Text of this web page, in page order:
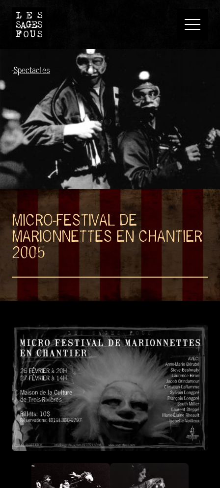
Spectacles
-
MICRO-FESTIVAL DE
MARIONNETTES EN CHANTIER
2005